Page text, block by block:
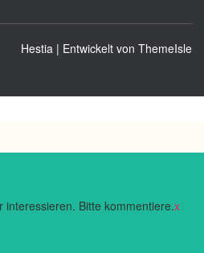
Hestia | Entwickelt von ThemeIsle
Bitte kommentiere.x